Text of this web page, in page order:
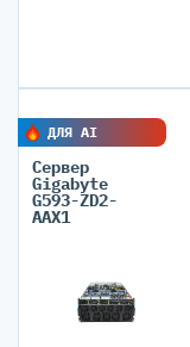
ДЛЯ AI
Сервер
Gigabyte
G593-ZD2-
AAX1